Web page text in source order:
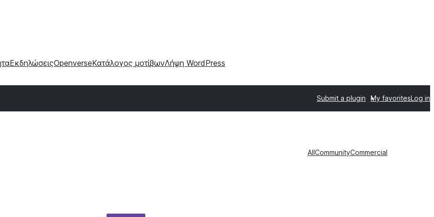
ΕκδηλώσειςOpenverseΚατάλογος μοτίβωνΛήψη WordPress
Submit a plugin My favoritesLog in
AllCommunityCommercial